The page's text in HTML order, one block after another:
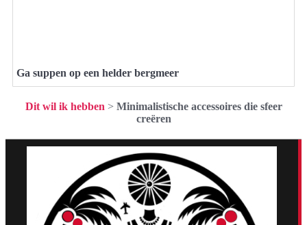
Ga suppen op een helder bergmeer
Dit wil ik hebben > Minimalistische accessoires die sfeer
creëren